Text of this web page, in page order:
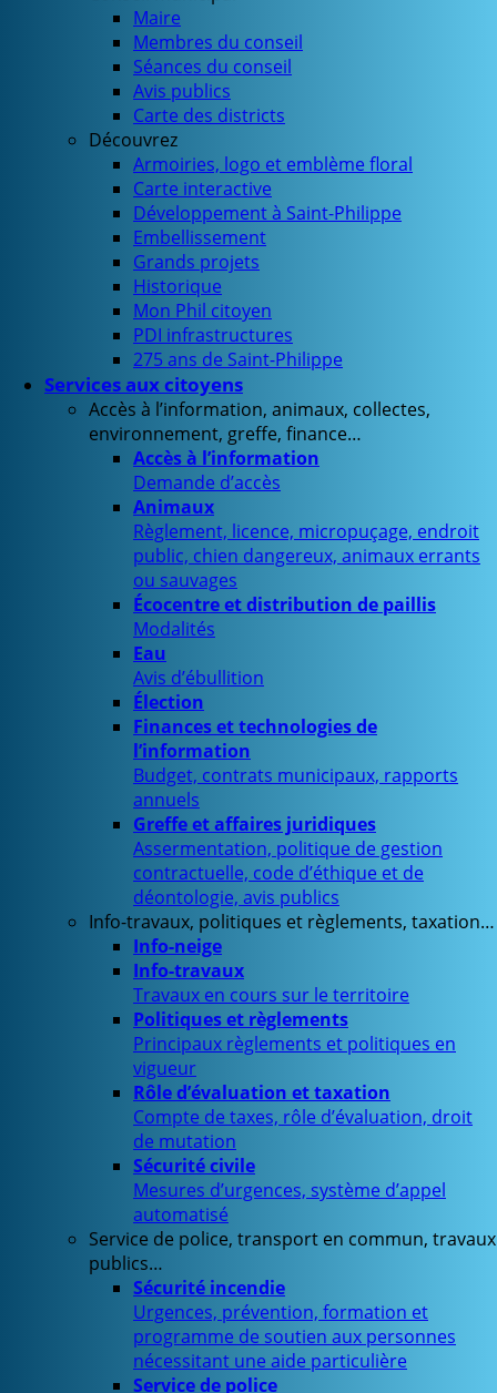
Maire
Membres du conseil
Séances du conseil
Avis publics
Carte des districts
Découvrez
Armoiries, logo et emblème floral
Carte interactive
Développement à Saint-Philippe
Embellissement
Grands projets
Historique
Mon Phil citoyen
PDI infrastructures
275 ans de Saint-Philippe
Services aux citoyens
Accès à l’information, animaux, collectes,
environnement, greffe, finance…
Accès à l’information
Demande d’accès
Animaux
Règlement, licence, micropuçage, endroit
public, chien dangereux, animaux errants
ou sauvages
Écocentre et distribution de paillis
Modalités
Eau
Avis d’ébullition
Élection
Finances et technologies de
l’information
Budget, contrats municipaux, rapports
annuels
Greffe et affaires juridiques
Assermentation, politique de gestion
contractuelle, code d’éthique et de
déontologie, avis publics
Info-travaux, politiques et règlements, taxation…
Info-neige
Info-travaux
Travaux en cours sur le territoire
Politiques et règlements
Principaux règlements et politiques en
vigueur
Rôle d’évaluation et taxation
Compte de taxes, rôle d’évaluation, droit
de mutation
Sécurité civile
Mesures d’urgences, système d’appel
automatisé
Service de police, transport en commun, travaux
publics…
Sécurité incendie
Urgences, prévention, formation et
programme de soutien aux personnes
nécessitant une aide particulière
Service de police